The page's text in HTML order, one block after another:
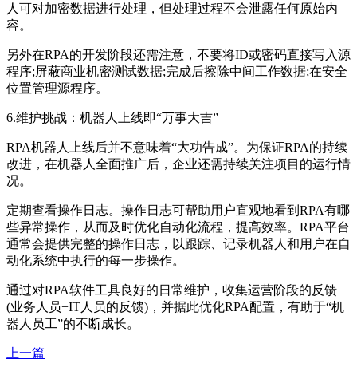
人可对加密数据进行处理，但处理过程不会泄露任何原始内
容。
另外在RPA的开发阶段还需注意，不要将ID或密码直接写入源
程序;屏蔽商业机密测试数据;完成后擦除中间工作数据;在安全
位置管理源程序。
6.维护挑战：机器人上线即“万事大吉”
RPA机器人上线后并不意味着“大功告成”。为保证RPA的持续
改进，在机器人全面推广后，企业还需持续关注项目的运行情
况。
定期查看操作日志。操作日志可帮助用户直观地看到RPA有哪
些异常操作，从而及时优化自动化流程，提高效率。RPA平台
通常会提供完整的操作日志，以跟踪、记录机器人和用户在自
动化系统中执行的每一步操作。
通过对RPA软件工具良好的日常维护，收集运营阶段的反馈
(业务人员+IT人员的反馈)，并据此优化RPA配置，有助于“机
器人员工”的不断成长。
上一篇